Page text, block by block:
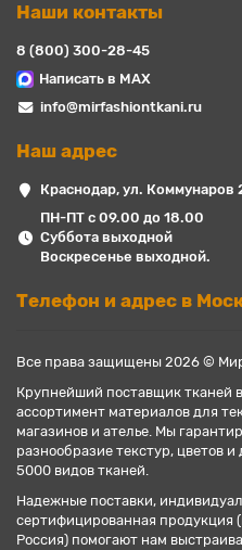
Наши контакты
8 (800) 300-28-45
Написать в MAX
info@mirfashiontkani.ru
Наш адрес
Краснодар, ул. Коммунаров
ПН-ПТ с 09.00 до 18.00
Суббота выходной
Воскресенье выходной.
Телефон и адрес в
Все права защищены 2026 ©
Крупнейший поставщик тканей
ассортимент материалов для
магазинов и ателье. Мы
разнообразие текстур, цветов
5000 видов тканей.
Надежные поставки,
сертифицированная продукция
Россия) помогают нам